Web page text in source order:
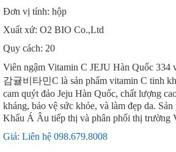
Đơn vị tính: hộp
Xuất xứ: O2 BIO Co.,Ltd
Quy cách: 20
Viên ngậm Vitamin C JEJU Hàn Quốc
감귤비타민C là sản phẩm vitamin C tinh
cam quýt đảo Jeju Hàn Quốc, chất lượng
kháng, bảo vệ sức khỏe, và làm đẹp da.
Khẩu Á Âu tiếp thị và phân phối thị trường
Giá: Liên hệ 098.679.8008